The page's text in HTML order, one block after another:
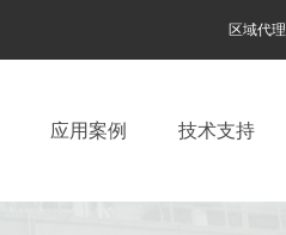
区域代理
应用案例 技术支持